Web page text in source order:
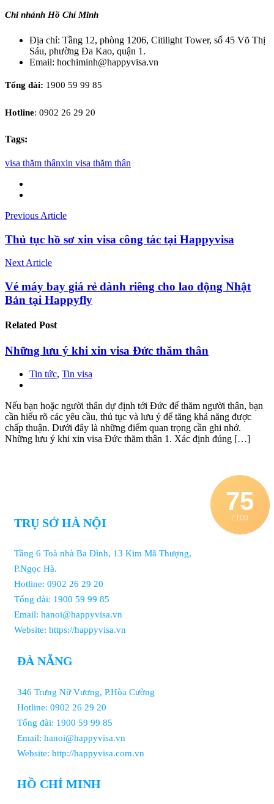
Chi nhánh Hồ Chí Minh
Địa chỉ: Tầng 12, phòng 1206, Citilight Tower, số 45 Võ Thị
Sáu, phường Đa Kao, quận 1.
Email: hochiminh@happyvisa.vn
Tổng đài: 1900 59 99 85
Hotline: 0902 26 29 20
Tags:
visa thăm thânxin visa thăm thân
Previous Article
Thủ tục hồ sơ xin visa công tác tại Happyvisa
Next Article
Vé máy bay giá rẻ dành riêng cho lao động Nhật
Bản tại Happyfly
Related Post
Những lưu ý khi xin visa Đức thăm thân
Tin tức, Tin visa
Nếu bạn hoặc người thân dự định tới Đức để thăm người thân, bạn
cần hiểu rõ các yêu cầu, thủ tục và lưu ý để tăng khả năng được
chấp thuận. Dưới đây là những điểm quan trọng cần ghi nhớ.
Những lưu ý khi xin visa Đức thăm thân 1. Xác định đúng […]
75
/ 100
TRỤ SỞ HÀ NỘI
Tầng 6 Toà nhà Ba Đình, 13 Kim Mã Thượng,
P.Ngọc Hà.
Hotline: 0902 26 29 20
Tổng đài: 1900 59 99 85
Email: hanoi@happyvisa.vn
Website: https://happyvisa.vn
ĐÀ NẴNG
346 Trưng Nữ Vương, P.Hòa Cường
Hotline: 0902 26 29 20
Tổng đài: 1900 59 99 85
Email: hanoi@happyvisa.vn
Website: http://happyvisa.com.vn
HỒ CHÍ MINH